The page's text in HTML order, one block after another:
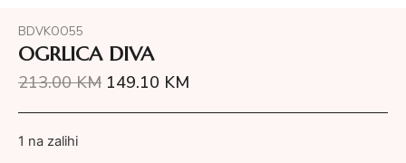
BDVKOO55
OGRLICA DIVA
213.00KM 149.10 KM
1 na zalihi